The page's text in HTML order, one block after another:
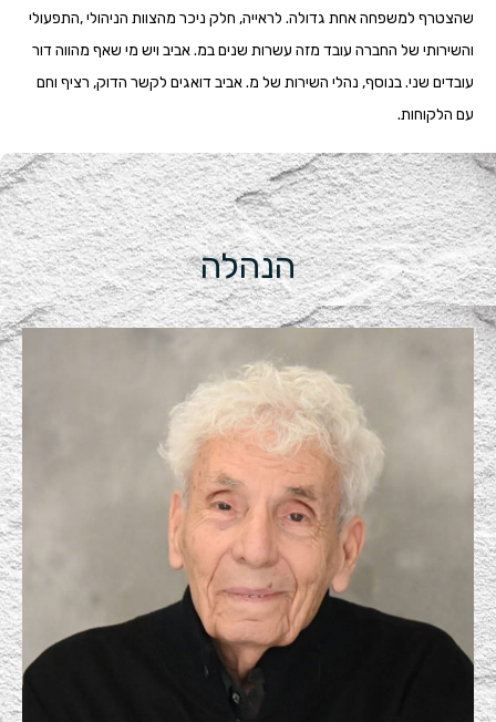
שהצטרף למשפחה אחת גדולה. לראייה, חלק ניכר מהצוות הניהולי ,התפעולי
והשירותי של החברה עובד מזה עשרות שנים במ. אביב ויש מי שאף מהווה דור
עובדים שני. בנוסף, נהלי השירות של מ. אביב דואגים לקשר הדוק, רציף וחם
עם הלקוחות.
הנהלה